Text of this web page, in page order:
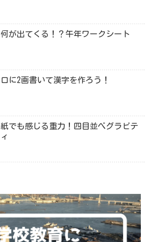
何が出てくる！？午年ワークシート
口に2画書いて漢字を作ろう！
紙でも感じる重力！四目並べグラビテ
ィ